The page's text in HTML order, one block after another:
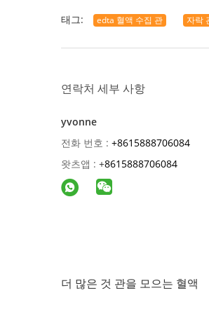
태그: edta 혈액 수집 관 자락
연락처 세부 사항
yvonne
전화 번호 : +8615888706084
왓츠앱 : +8615888706084
더 많은 것 관을 모으는 혈액